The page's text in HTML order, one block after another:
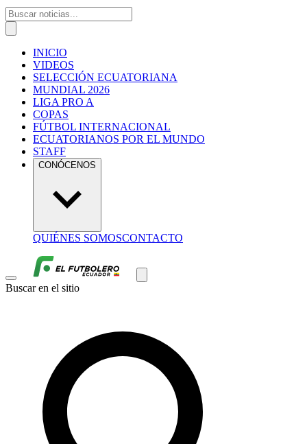
INICIO
VIDEOS
SELECCIÓN ECUATORIANA
MUNDIAL 2026
LIGA PRO A
COPAS
FÚTBOL INTERNACIONAL
ECUATORIANOS POR EL MUNDO
STAFF
CONÓCENOS
QUIÉNES SOMOSCONTACTO
Buscar en el sitio